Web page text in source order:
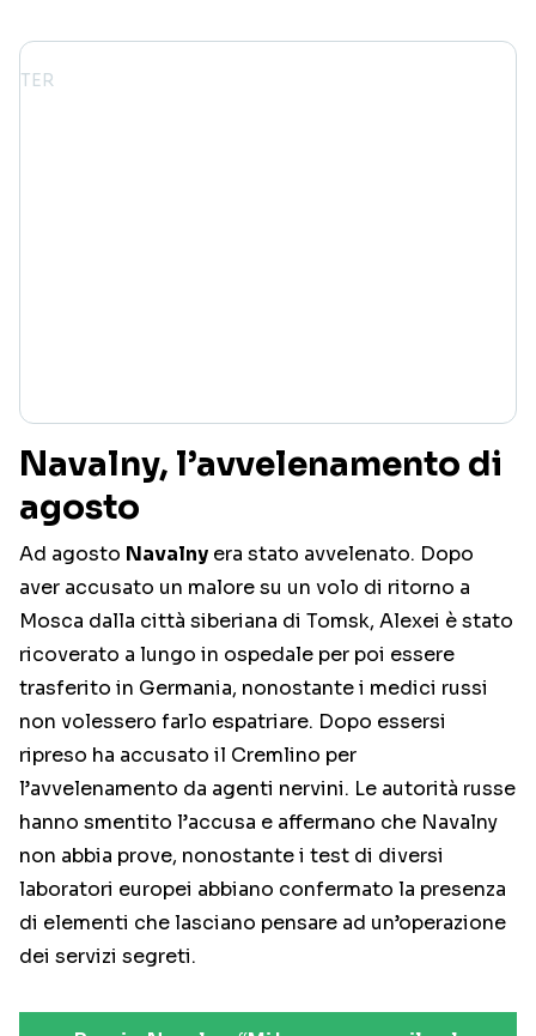
Navalny, l’avvelenamento di
agosto
Ad agosto Navalny era stato avvelenato. Dopo
aver accusato un malore su un volo di ritorno a
Mosca dalla città siberiana di Tomsk, Alexei è stato
ricoverato a lungo in ospedale per poi essere
trasferito in Germania, nonostante i medici russi
non volessero farlo espatriare. Dopo essersi
ripreso ha accusato il Cremlino per
l’avvelenamento da agenti nervini. Le autorità russe
hanno smentito l’accusa e affermano che Navalny
non abbia prove, nonostante i test di diversi
laboratori europei abbiano confermato la presenza
di elementi che lasciano pensare ad un’operazione
dei servizi segreti.